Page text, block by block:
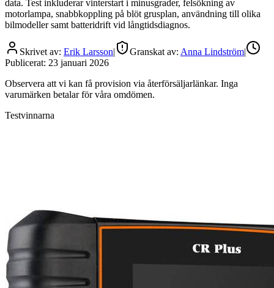
data. Test inkluderar vinterstart i minusgrader, felsökning av
motorlampa, snabbkoppling på blöt grusplan, användning till olika
bilmodeller samt batteridrift vid långtidsdiagnos.
Skrivet av: Erik Larsson| Granskat av: Anna Lindström|
Publicerat: 23 januari 2026
Observera att vi kan få provision via återförsäljarlänkar. Inga
varumärken betalar för våra omdömen.
Testvinnarna